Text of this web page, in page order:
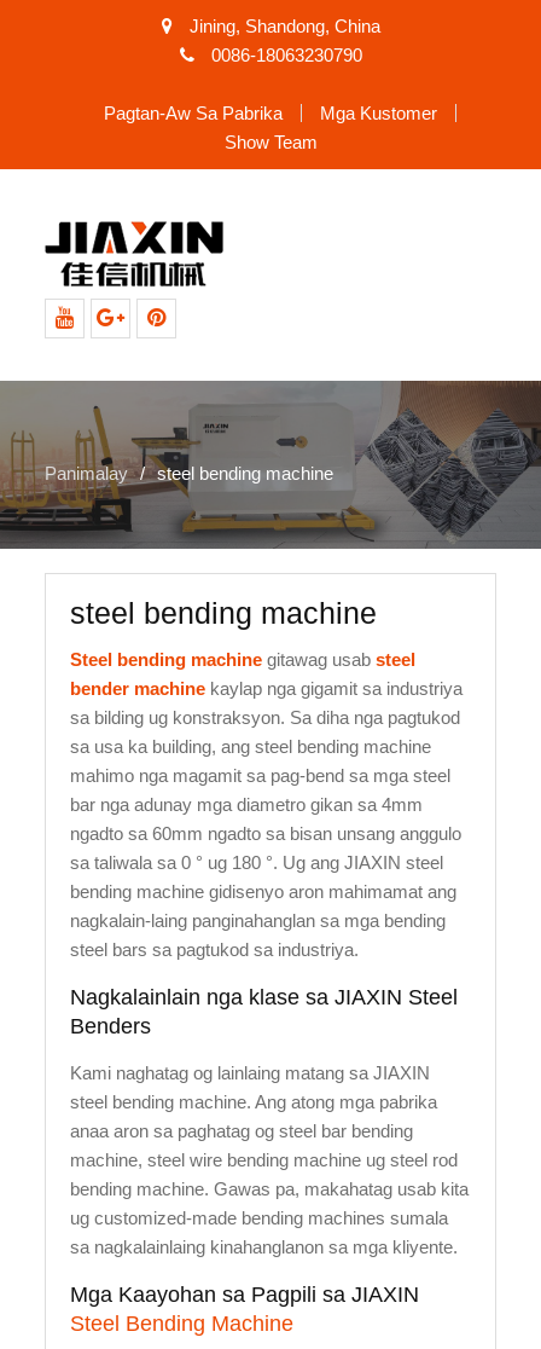
Jining, Shandong, China
0086-18063230790
Pagtan-Aw Sa Pabrika
Mga Kustomer
Show Team
Panimalay steel bending machine
steel bending machine
Steel bending machine gitawag usabsteel
bender machine kaylap nga gigamit sa industriya
sa bilding ug konstraksyon. Sa diha nga pagtukod
sa usa ka building, ang steel bending machine
mahimo nga magamit sa pag-bend sa mga steel
bar nga adunay mga diametro gikan sa 4mm
ngadto sa 60mm ngadto sa bisan unsang anggulo
sa taliwala sa 0 ° ug 180 °. Ug ang JIAXIN steel
bending machine gidisenyo aron mahimamat ang
nagkalain-laing panginahanglan sa mga bending
steel bars sa pagtukod sa industriya.
Nagkalainlain nga klase sa JIAXIN Steel
Benders
Kami naghatag og lainlaing matang sa JIAXIN
steel bending machine. Ang atong mga pabrika
anaa aron sa paghatag og steel bar bending
machine, steel wire bending machine ug steel rod
bending machine. Gawas pa, makahatag usab kita
ug customized-made bending machines sumala
sa nagkalainlaing kinahanglanon sa mga kliyente.
Mga Kaayohan sa Pagpili sa JIAXIN
Steel Bending Machine